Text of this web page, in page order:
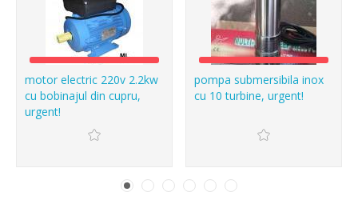
motor electric 220v 2.2kw
cu bobinajul din cupru,
urgent!
pompa submersibila inox
cu 10 turbine, urgent!